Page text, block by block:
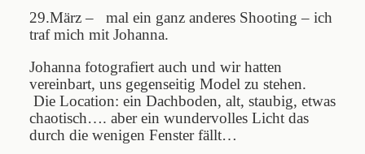
29.März – mal ein ganz anderes Shooting – ich
traf mich mit Johanna.
Johanna fotografiert auch und wir hatten
vereinbart, uns gegenseitig Model zu stehen.
Die Location: ein Dachboden, alt, staubig, etwas
chaotisch…. aber ein wundervolles Licht das
durch die wenigen Fenster fällt…